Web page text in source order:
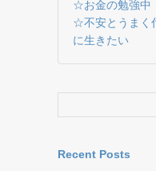
☆お金の勉強中
☆不安とうまく
に生きたい
Recent Posts